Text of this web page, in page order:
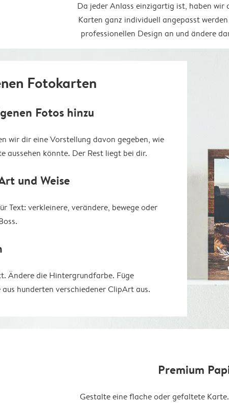
Da jeder Anlass einzigartig ist, haben wir
Karten ganz individuell angepasst
professionellen Design an und ändere
Fotokarten
Fotos hinzu
wir dir eine Vorstellung davon gegeben, wie
aussehen könnte. Der Rest liegt bei dir.
und Weise
Text: verkleinere, verändere, bewege oder
Ändere die Hintergrundfarbe. Füge
hunderten verschiedener ClipArt aus.
Premium
Gestalte eine flache oder gefaltete